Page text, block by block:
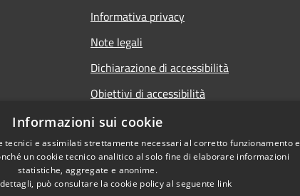
Informativa privacy
Note legali
Dichiarazione di accessibilità
Obiettivi di accessibilità
Informazioni sui cookie
tecnici e assimilati strettamente necessari al corretto funzionamento e
un cookie tecnico analitico al solo fine di elaborare informazioni
statistiche, aggregate e anonime.
può consultare la cookie policy al seguente link